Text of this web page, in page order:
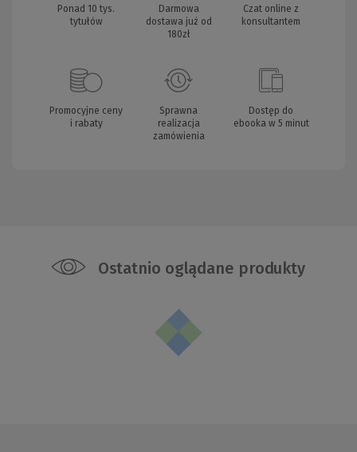
Ponad 10 tys.
tytułów
Darmowa
dostawa już od
180zł
Czat online z
konsultantem
Promocyjne ceny
i rabaty
Sprawna
realizacja
zamówienia
Dostęp do
ebooka w 5 minut
Ostatnio oglądane produkty